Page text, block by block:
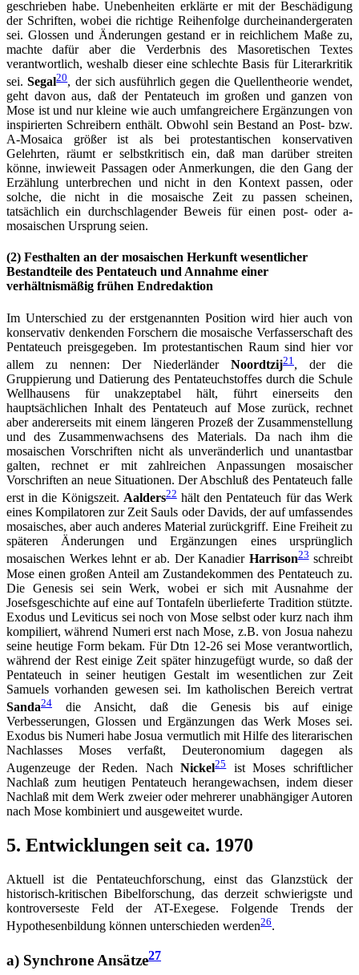
geschrieben habe. Unebenheiten erklärte er mit der Beschädigung
der Schriften, wobei die richtige Reihenfolge durcheinandergeraten
sei. Glossen und Änderungen gestand er in reichlichem Maße zu,
machte dafür aber die Verderbnis des Masoretischen Textes
verantwortlich, weshalb dieser eine schlechte Basis für Literarkritik
sei.Segal20, der sich ausführlich gegen die Quellentheorie wendet,
geht davon aus, daß der Pentateuch im großen und ganzen von
Mose ist und nur kleine wie auch umfangreichere Ergänzungen von
inspirierten Schreibern enthält. Obwohl sein Bestand an Post- bzw.
A-Mosaica größer ist als bei protestantischen konservativen
Gelehrten, räumt er selbstkritisch ein, daß man darüber streiten
könne, inwieweit Passagen oder Anmerkungen, die den Gang der
Erzählung unterbrechen und nicht in den Kontext passen, oder
solche, die nicht in die mosaische Zeit zu passen scheinen,
tatsächlich ein durchschlagender Beweis für einen post- oder a-
mosaischen Ursprung seien.
(2) Festhalten an der mosaischen Herkunft wesentlicher
Bestandteile des Pentateuch und Annahme einer
verhältnismäßig frühen Endredaktion
Im Unterschied zu der erstgenannten Position wird hier auch von
konservativ denkenden Forschern die mosaische Verfasserschaft des
Pentateuch preisgegeben. Im protestantischen Raum sind hier vor
allem zu nennen: Der Niederländer Noordtzij21 , der die
Gruppierung und Datierung des Pentateuchstoffes durch die Schule
Wellhausens für unakzeptabel hält, führt einerseits den
hauptsächlichen Inhalt des Pentateuch auf Mose zurück, rechnet
aber andererseits mit einem längeren Prozeß der Zusammenstellung
und des Zusammenwachsens des Materials. Da nach ihm die
mosaischen Vorschriften nicht als unveränderlich und unantastbar
galten, rechnet er mit zahlreichen Anpassungen mosaischer
Vorschriften an neue Situationen. Der Abschluß des Pentateuch falle
erst in die Königszeit. Aalders22hält den Pentateuch für das Werk
eines Kompilatoren zur Zeit Sauls oder Davids, der auf umfassendes
mosaisches, aber auch anderes Material zurückgriff. Eine Freiheit zu
späteren Änderungen und Ergänzungen eines ursprünglich
mosaischen Werkes lehnt er ab. Der Kanadier Harrison23schreibt
Mose einen großen Anteil am Zustandekommen des Pentateuch zu.
Die Genesis sei sein Werk, wobei er sich mit Ausnahme der
Josefsgeschichte auf eine auf Tontafeln überlieferte Tradition stützte.
Exodus und Leviticus sei noch von Mose selbst oder kurz nach ihm
kompiliert, während Numeri erst nach Mose, z.B. von Josua nahezu
seine heutige Form bekam. Für Dtn 12-26 sei Mose verantwortlich,
während der Rest einige Zeit später hinzugefügt wurde, so daß der
Pentateuch in seiner heutigen Gestalt im wesentlichen zur Zeit
Samuels vorhanden gewesen sei. Im katholischen Bereich vertrat
Sanda24 die Ansicht, daß die Genesis bis auf einige
Verbesserungen, Glossen und Ergänzungen das Werk Moses sei.
Exodus bis Numeri habe Josua vermutlich mit Hilfe des literarischen
Nachlasses Moses verfaßt, Deuteronomium dagegen als
Augenzeuge der Reden. NachNickel25ist Moses schriftlicher
Nachlaß zum heutigen Pentateuch herangewachsen, indem dieser
Nachlaß mit dem Werk zweier oder mehrerer unabhängiger Autoren
nach Mose kombiniert und ausgeweitet wurde.
5. Entwicklungen seit ca. 1970
Aktuell ist die Pentateuchforschung, einst das Glanzstück der
historisch-kritischen Bibelforschung, das derzeit schwierigste und
kontroverseste Feld der AT-Exegese. Folgende Trends der
Hypothesenbildung können unterschieden werden26.
a) Synchrone Ansätze27